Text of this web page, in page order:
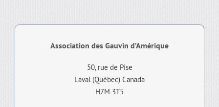
Association des Gauvin d’Amérique
50, rue de Pise
Laval (Québec) Canada
H7M 3T5